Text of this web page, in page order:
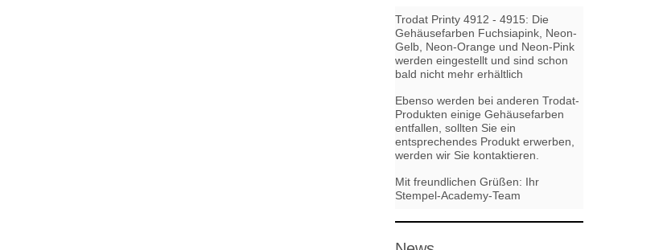
Trodat Printy 4912 - 4915: Die
Gehäusefarben Fuchsiapink, Neon-
Gelb, Neon-Orange und Neon-Pink
werden eingestellt und sind schon
bald nicht mehr erhältlich
Ebenso werden bei anderen Trodat-
Produkten einige Gehäusefarben
entfallen, sollten Sie ein
entsprechendes Produkt erwerben,
werden wir Sie kontaktieren.
Mit freundlichen Grüßen: Ihr
Stempel-Academy-Team